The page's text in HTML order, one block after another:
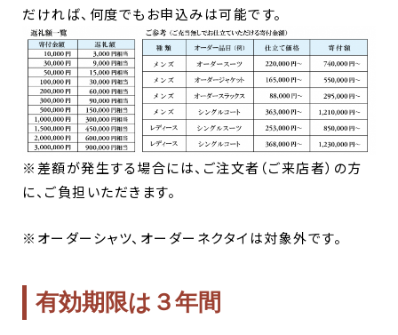
だければ、何度でもお申込みは可能です。
※差額が発生する場合には、ご注文者（ご来店者）の方
に、ご負担いただきます。
※オーダーシャツ、オーダーネクタイは対象外です。
有効期限は３年間